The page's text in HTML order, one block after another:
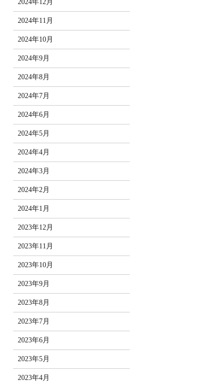
2024年12月
2024年11月
2024年10月
2024年9月
2024年8月
2024年7月
2024年6月
2024年5月
2024年4月
2024年3月
2024年2月
2024年1月
2023年12月
2023年11月
2023年10月
2023年9月
2023年8月
2023年7月
2023年6月
2023年5月
2023年4月